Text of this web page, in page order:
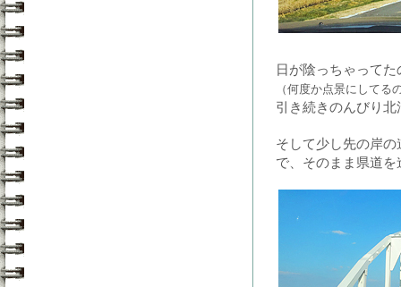
日が陰っちゃって
（何度か点景にしてる
引き続きのんびり
そして少し先の岸
で、そのまま県道